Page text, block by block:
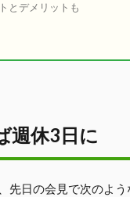
とデメリットも
週休3日に
先日の会見で次のよ